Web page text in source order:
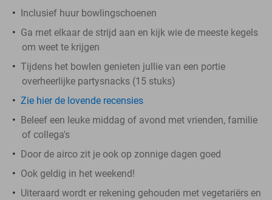
Inclusief huur bowlingschoenen
Ga met elkaar de strijd aan en kijk wie de meeste kegels
om weet te krijgen
Tijdens het bowlen genieten jullie van een portie
overheerlijke partysnacks (15 stuks)
Zie hier de lovende recensies
Beleef een leuke middag of avond met vrienden, familie
of collega's
Door de airco zit je ook op zonnige dagen goed
Ook geldig in het weekend!
Uiteraard wordt er rekening gehouden met vegetariërs en